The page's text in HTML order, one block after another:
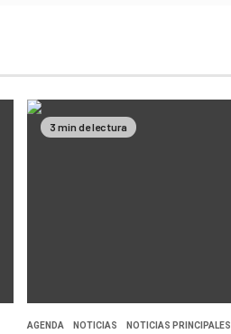
3 min de lectura
AGENDA NOTICIAS NOTICIAS PRINCIPALES